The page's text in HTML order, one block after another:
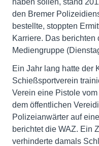
haben sollen, stand
den Bremer
bestellte, stoppten
Karriere. Das
Mediengruppe
Ein Jahr lang hatte der
Schießsportverein
Verein eine Pistole
dem öffentlichen
Polizeianwärter auf
berichtet die WAZ. Ein
verhinderte damals